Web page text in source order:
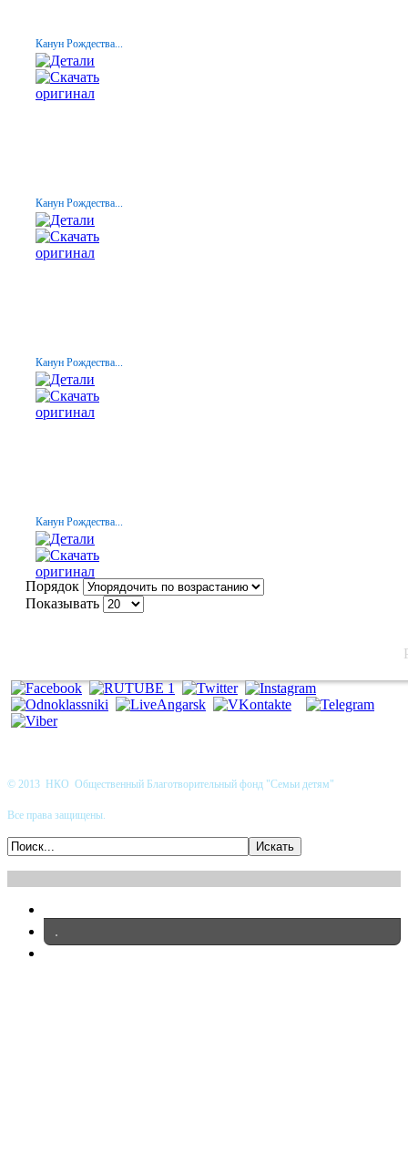
Канун Рождества...
Канун Рождества...
Канун Рождества...
Канун Рождества...
Порядок
Показывать
© 2013 НКО Общественный Благотворительный фонд "Семьи детям"
Все права защищены.
.